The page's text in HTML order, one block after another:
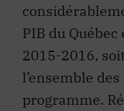
PIB du
2015-2016,
l’ensemble
programme.